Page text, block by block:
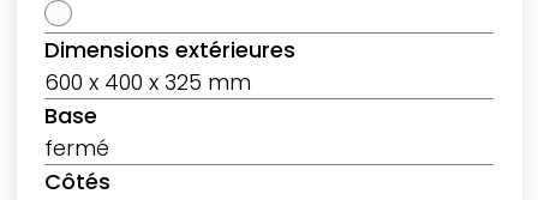
Dimensions extérieures
600 x 400 x 325 mm
Base
fermé
Côtés